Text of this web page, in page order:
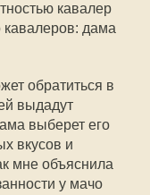
кавалер
дама
обратиться в
выдадут
выберет его
вкусов и
мне объяснила
у мачо